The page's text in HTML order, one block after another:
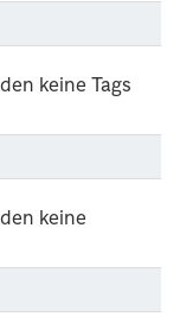
keine Tags
keine